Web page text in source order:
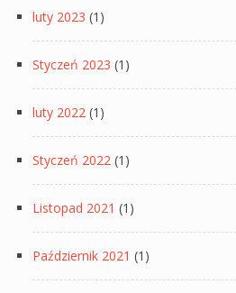
luty 2023 (1)
Styczeń 2023 (1)
luty 2022 (1)
Styczeń 2022 (1)
Listopad 2021 (1)
Październik 2021 (1)